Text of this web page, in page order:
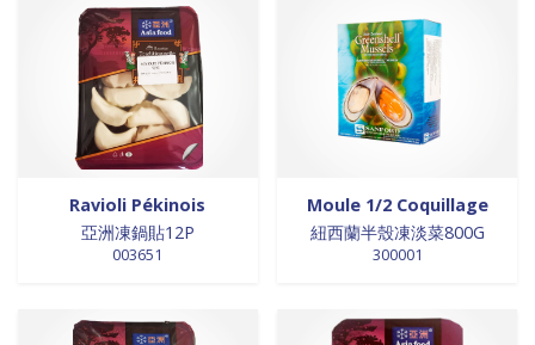
Ravioli Pékinois
亞洲凍鍋貼12P
003651
Moule 1/2 Coquillage
紐西蘭半殼凍淡菜800G
300001